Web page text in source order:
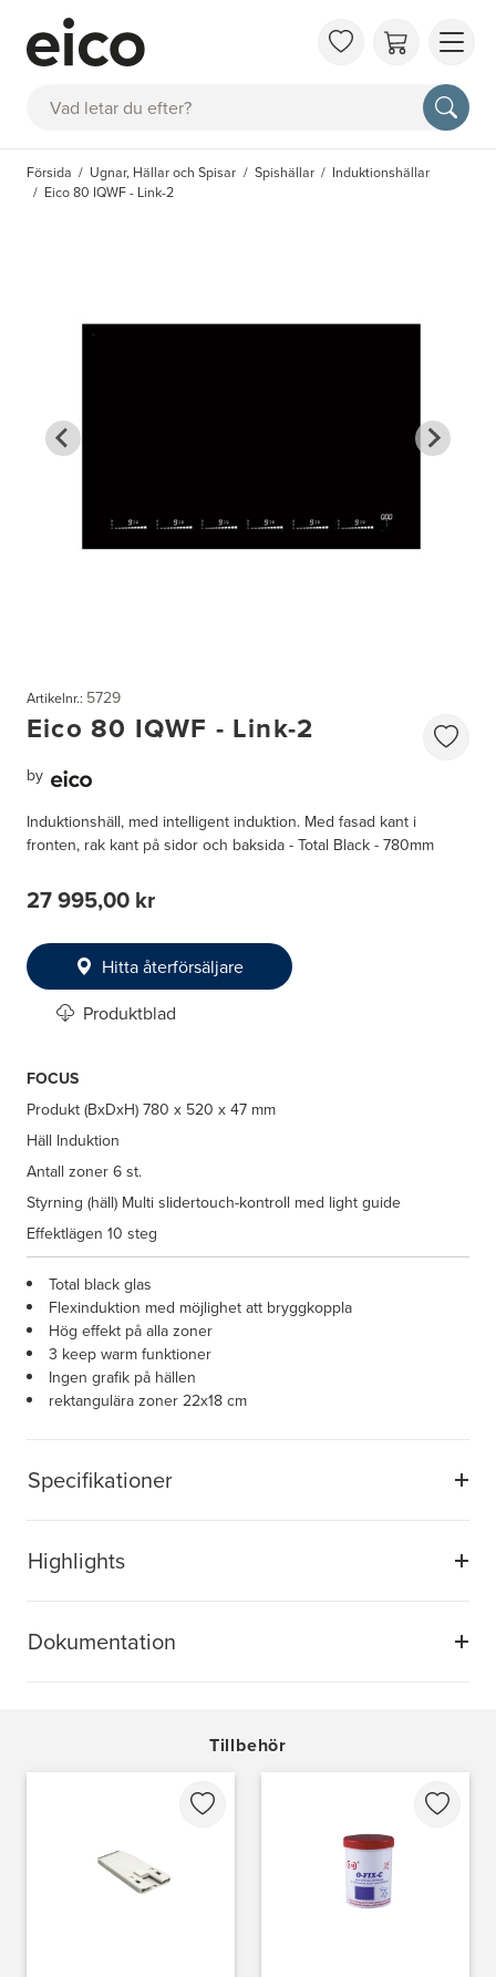
Sök
OM
FAQ
Försida Ugnar, Hällar och Spisar Spishällar
Induktionshällar
Eico 80 IQWF - Link-2
Specifikationer
Highlights
Dokumentation
Artikelnr.: 5729
Eico 80 IQWF - Link-2
by
Induktionshäll, med intelligent induktion. Med fasad kant i
fronten, rak kant på sidor och baksida - Total Black - 780mm
27 995,00 kr
Hitta återförsäljare
Produktblad
FOCUS
Produkt (BxDxH) 780 x 520 x 47 mm
Häll Induktion
Antall zoner 6 st.
Styrning (häll) Multi slidertouch-kontroll med light guide
Effektlägen 10 steg
Total black glas
Flexinduktion med möjlighet att bryggkoppla
Hög effekt på alla zoner
3 keep warm funktioner
Ingen grafik på hällen
rektangulära zoner 22x18 cm
Tillbehör